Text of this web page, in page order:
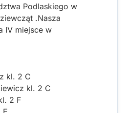
Podlaskiego w
.Nasza
IV miejsce w
kl. 2 C
kl. 2 C
2 F